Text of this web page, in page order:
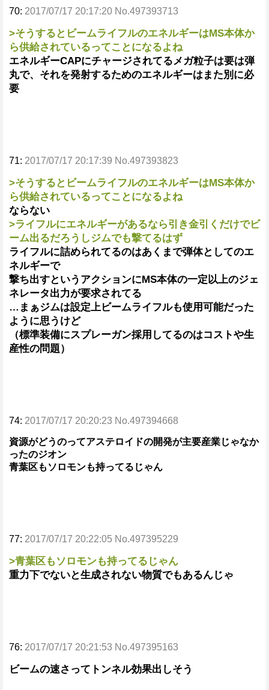
70: 2017/07/17 20:17:20 No.497393713
>そうするとビームライフルのエネルギーはMS本体か
ら供給されているってことになるよね
エネルギーCAPにチャージされてるメガ粒子は要は弾
丸で、それを発射するためのエネルギーはまた別に必
要
71: 2017/07/17 20:17:39 No.497393823
>そうするとビームライフルのエネルギーはMS本体か
ら供給されているってことになるよね
ならない
>ライフルにエネルギーがあるなら引き金引くだけでビ
ーム出るだろうしジムでも撃てるはず
ライフルに詰められてるのはあくまで弾体としてのエ
ネルギーで
撃ち出すというアクションにMS本体の一定以上のジェ
ネレータ出力が要求されてる
…まぁジムは設定上ビームライフルも使用可能だった
ように思うけど
（標準装備にスプレーガン採用してるのはコストや生
産性の問題）
74: 2017/07/17 20:20:23 No.497394668
資源がどうのってアステロイドの開発が主要産業じゃなか
ったのジオン
青葉区もソロモンも持ってるじゃん
77: 2017/07/17 20:22:05 No.497395229
>青葉区もソロモンも持ってるじゃん
重力下でないと生成されない物質でもあるんじゃ
76: 2017/07/17 20:21:53 No.497395163
ビームの速さってトンネル効果出しそう